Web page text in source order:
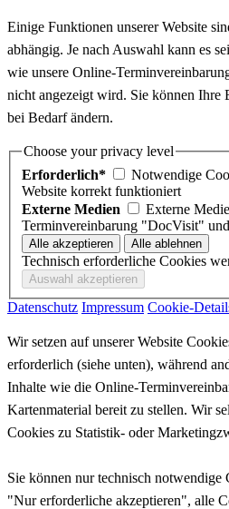
Einige Funktionen unserer Website
abhängig. Je nach Auswahl kann es
wie unsere Online-
nicht angezeigt wird. Sie können Ihre
bei Bedarf ändern.
Choose your privacy level
Erforderlich*
Notwendige
Website korrekt funktioniert
Externe Medien
Externe
Terminvereinbarung "DocVisit"
Technisch erforderliche Cookies
Datenschutz Impressum Cookie-
Wir setzen auf unserer Website
erforderlich (siehe unten), während
Inhalte wie die Online-
Kartenmaterial bereit zu stellen. Wir
Cookies zu Statistik- oder
Sie können nur technisch notwendige
"Nur erforderliche akzeptieren", alle